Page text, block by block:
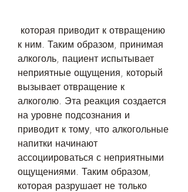
к ним. Таким образом, принимая
алкоголь, пациент испытывает
неприятные ощущения, который
вызывает отвращение к
алкоголю. Эта реакция создается
на уровне подсознания и
приводит к тому, что алкогольные
напитки начинают
ассоциироваться с неприятными
ощущениями. Таким образом,
которая разрушает не только